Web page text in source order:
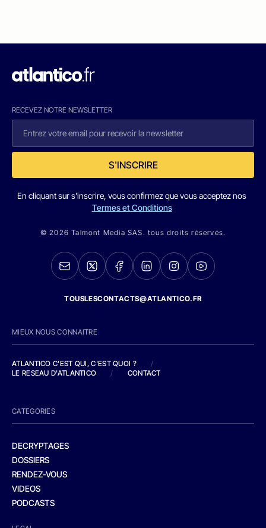
RECEVEZ NOTRE NEWSLETTER
S'INSCRIRE
En cliquant sur s'inscrire, vous confirmez que vous acceptez nos
Termes et Conditions
© 2026 Talmont Media SAS. tous droits réservés.
TOUSLESCONTACTS@ATLANTICO.FR
MIEUX NOUS CONNAITRE
ATLANTICO C'EST QUI, C'EST QUOI ?
/
LE RESEAU D'ATLANTICO
/ CONTACT
CATEGORIES
DECRYPTAGES
DOSSIERS
RENDEZ-VOUS
VIDEOS
PODCASTS